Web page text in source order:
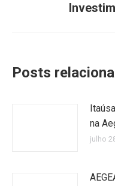
Posts
na
julho